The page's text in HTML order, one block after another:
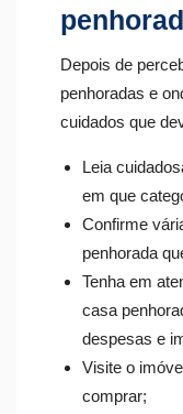
Depois de
penhoradas e
cuidados que
Leia
em que
Confirme
penhorada
Tenha em
casa
despesas e
Visite o
comprar;